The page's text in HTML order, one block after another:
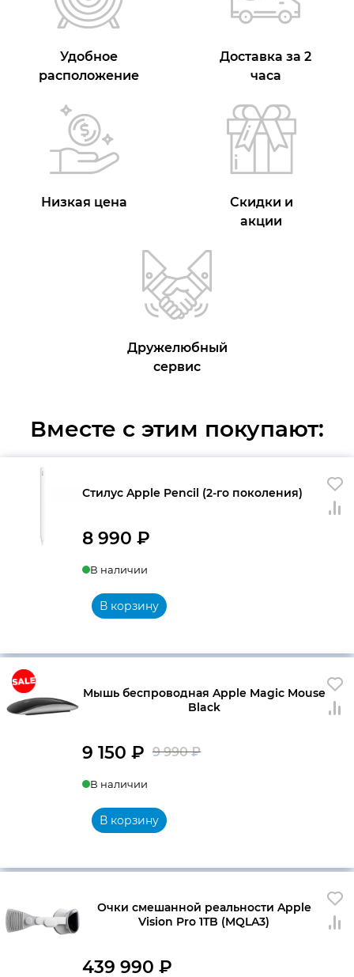
Удобное
расположение
Доставка за 2
часа
Низкая цена
Скидки и
акции
Дружелюбный
сервис
Вместе с этим покупают:
Стилус Apple Pencil (2-го поколения)
8 990 ₽
В наличии
В корзину
Мышь беспроводная Apple Magic Mouse
Black
9 990₽
990 ₽.
9 150 ₽
В наличии
В корзину
Очки смешанной реальности Apple
Vision Pro 1TB (MQLA3)
439 990 ₽